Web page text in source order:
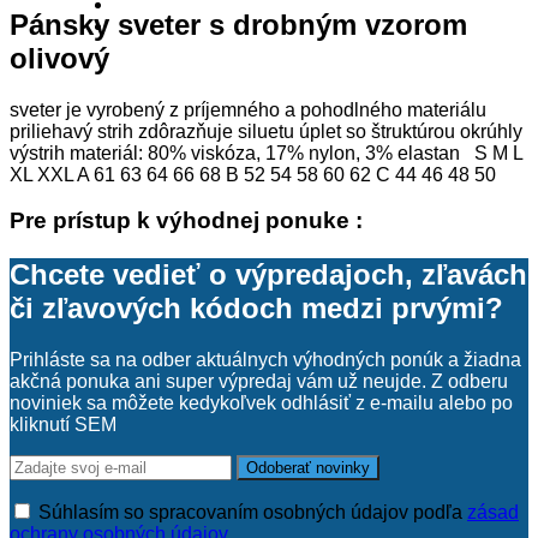
Pánsky sveter s drobným vzorom
olivový
sveter je vyrobený z príjemného a pohodlného materiálu
priliehavý strih zdôrazňuje siluetu úplet so štruktúrou okrúhly
výstrih materiál: 80% viskóza, 17% nylon, 3% elastan S M L
XL XXL A 61 63 64 66 68 B 52 54 58 60 62 C 44 46 48 50
Pre prístup k výhodnej ponuke :
Chcete vedieť o výpredajoch, zľavách
či zľavových kódoch medzi prvými?
Prihláste sa na odber aktuálnych výhodných ponúk a žiadna
akčná ponuka ani super výpredaj vám už neujde. Z odberu
noviniek sa môžete kedykoľvek odhlásiť z e-mailu alebo po
kliknutí SEM
Súhlasím so spracovaním osobných údajov podľa zásad